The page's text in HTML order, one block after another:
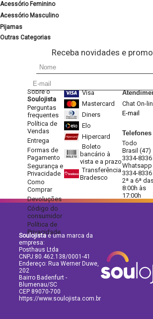
Acessório Feminino
Acessório Masculino
Pijamas
Outras Categorias
Receba novidades e
Sobre o
Soulojista
Perguntas
frequentes
Política de
Vendas
Entrega
Formas de
Pagamento
Segurança e
Privacidade
Como
Comprar
Devoluções
Código do
consumidor
Política de
Privacidade
Visa
Mastercard
Diners
Elo
Hipercard
Boleto
bancário à
vista e a prazo
Transferência
Bradesco
Chat On-
E-mail
Telefones
Todo
Brasil (47)
3334-8336
Whatsapp
3334-8336
2ª a 6ª
8:00h às
17:00h
Soulojistaé uma marca da
empresa:
Posthaus Ltda
CNPJ:80.462.138/0001-41
Endereço: Rua Werner Duwe,
202
Bairro Badenfurt -
Blumenau/SC
CEP 89070-700
https://www.soulojista.com.br